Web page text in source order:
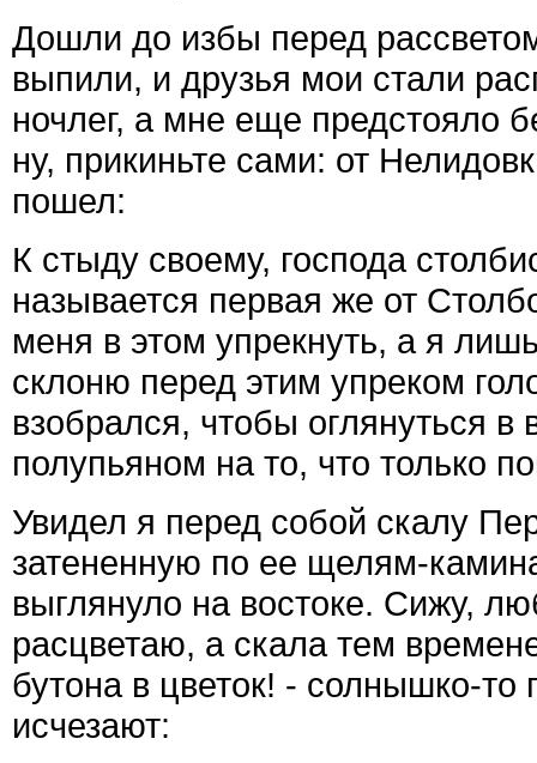
Дошли до избы перед
выпили, и друзья мои стали
ночлег, а мне еще предстояло
ну, прикиньте сами: от
пошел:
К стыду своему, господа
называется первая же от
меня в этом упрекнуть, а я
склоню перед этим упреком
взобрался, чтобы оглянуться в
полупьяном на то, что только
Увидел я перед собой скалу
затененную по ее щелям-
выглянуло на востоке. Сижу,
расцветаю, а скала тем
бутона в цветок! - солнышко-
исчезают: